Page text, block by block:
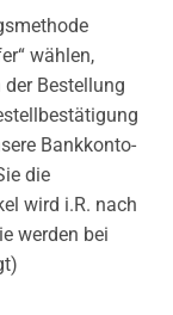
wählen,
Bestellung
Bankkonto-
die
wird i.R. nach
werden bei